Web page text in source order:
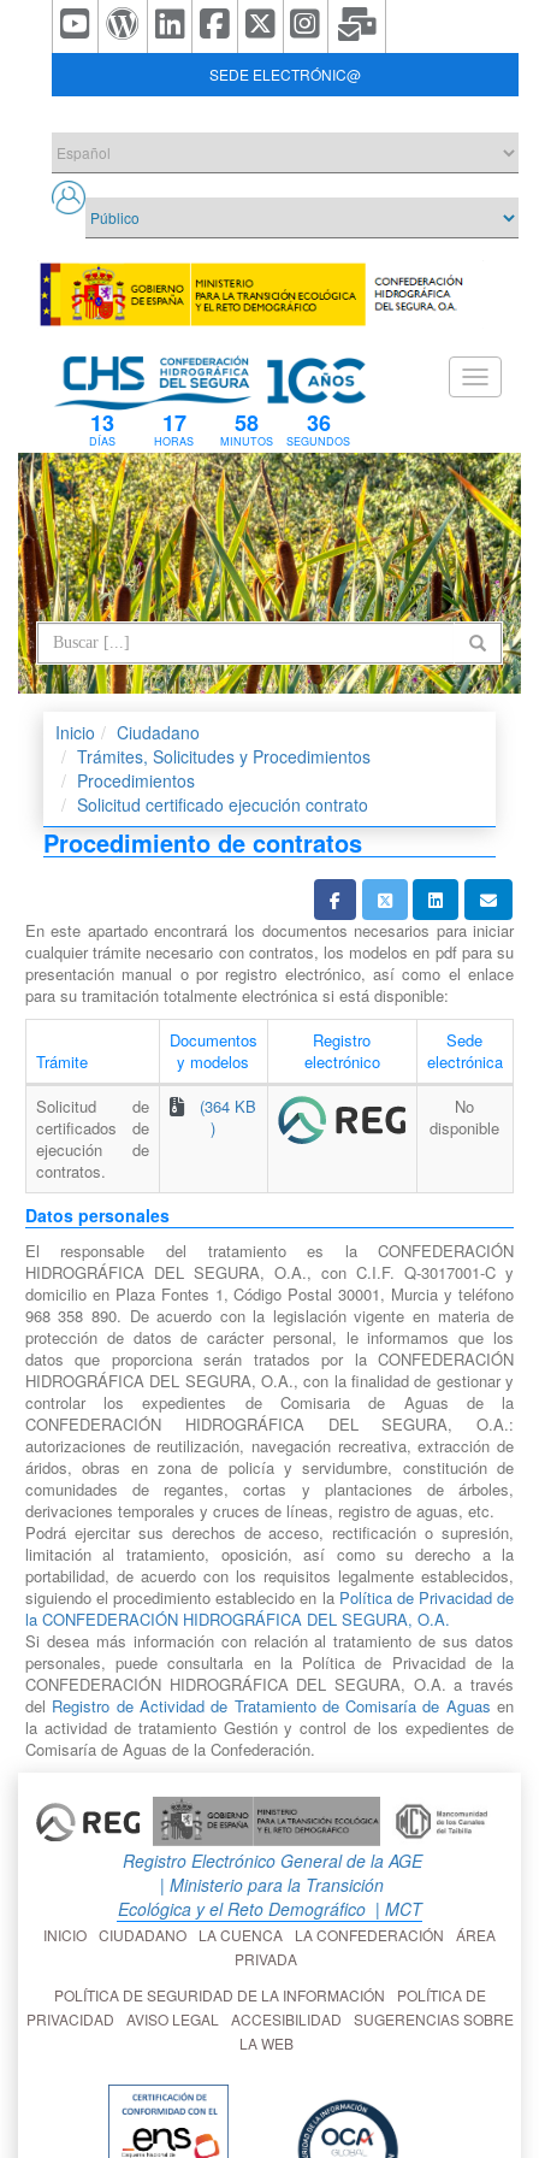
SEDE ELECTRÓNIC@
13
DÍAS
17
HORAS
58
MINUTOS
36
SEGUNDOS
Inicio
Ciudadano
Trámites, Solicitudes y Procedimientos
Procedimientos
Solicitud certificado ejecución contrato
Procedimiento de contratos
En este apartado encontrará los documentos necesarios para iniciar
cualquier trámite necesario con contratos, los modelos en pdf para su
presentación manual o por registro electrónico, así como el enlace
para su tramitación totalmente electrónica si está disponible:
Trámite
Documentos
y modelos
Registro
electrónico
Sede
electrónica
Solicitud de
certificados de
ejecución de
contratos.
(364 KB
)
No
disponible
Datos personales
El responsable del tratamiento es la CONFEDERACIÓN
HIDROGRÁFICA DEL SEGURA, O.A., con C.I.F. Q-3017001-C y
domicilio en Plaza Fontes 1, Código Postal 30001, Murcia y teléfono
968 358 890. De acuerdo con la legislación vigente en materia de
protección de datos de carácter personal, le informamos que los
datos que proporciona serán tratados por la CONFEDERACIÓN
HIDROGRÁFICA DEL SEGURA, O.A., con la finalidad de gestionar y
controlar los expedientes de Comisaria de Aguas de la
CONFEDERACIÓN HIDROGRÁFICA DEL SEGURA, O.A.:
autorizaciones de reutilización, navegación recreativa, extracción de
áridos, obras en zona de policía y servidumbre, constitución de
comunidades de regantes, cortas y plantaciones de árboles,
derivaciones temporales y cruces de líneas, registro de aguas, etc.
Podrá ejercitar sus derechos de acceso, rectificación o supresión,
limitación al tratamiento, oposición, así como su derecho a la
portabilidad, de acuerdo con los requisitos legalmente establecidos,
siguiendo el procedimiento establecido en la Política de Privacidad de
la CONFEDERACIÓN HIDROGRÁFICA DEL SEGURA, O.A.
Si desea más información con relación al tratamiento de sus datos
personales, puede consultarla en la Política de Privacidad de la
CONFEDERACIÓN HIDROGRÁFICA DEL SEGURA, O.A. a través
del Registro de Actividad de Tratamiento de Comisaría de Aguas en
la actividad de tratamiento Gestión y control de los expedientes de
Comisaría de Aguas de la Confederación.
Registro Electrónico General de la AGE
| Ministerio para la Transición
Ecológica y el Reto Demográfico | MCT
INICIO CIUDADANO LA CUENCA LA CONFEDERACIÓN
ÁREA
PRIVADA
POLÍTICA DE SEGURIDAD DE LA INFORMACIÓN
POLÍTICA DE
PRIVACIDAD
AVISO LEGAL ACCESIBILIDAD
SUGERENCIAS SOBRE
LA WEB